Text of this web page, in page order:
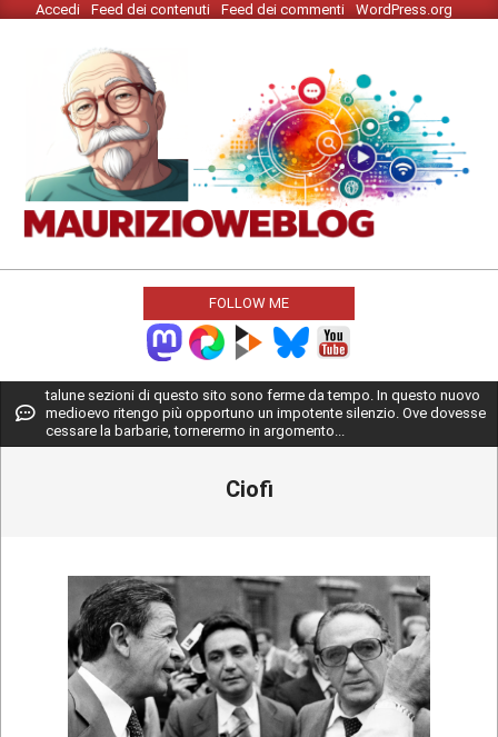
Skip Accedi Feed dei contenuti Feed dei commenti WordPress.org
MAURIZIO
WEBLOG
FOLLOW ME
Primary
Navigation
Menu
talune sezioni di questo sito sono ferme da tempo. In questo nuovo
medioevo ritengo più opportuno un impotente silenzio. Ove dovesse
cessare la barbarie, tornerermo in argomento...
Ciofi